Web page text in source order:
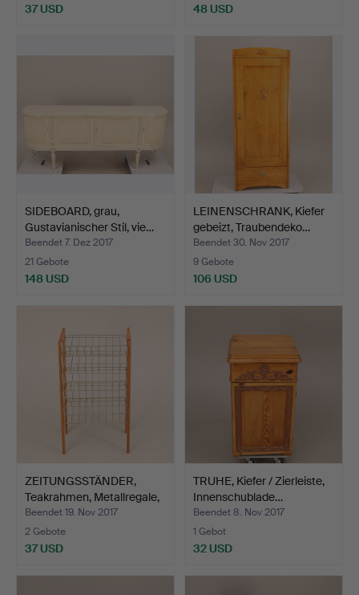
37 USD 48 USD
SIDEBOARD, grau,
Gustavianischer Stil, vie…
Beendet 7. Dez 2017
21 Gebote
148 USD
LEINENSCHRANK, Kiefer
gebeizt, Traubendeko…
Beendet 30. Nov 2017
9 Gebote
106 USD
ZEITUNGSSTÄNDER,
Teakrahmen, Metallregale,
…
Beendet 19. Nov 2017
2 Gebote
37 USD
TRUHE, Kiefer / Zierleiste,
Innenschublade…
Beendet 8. Nov 2017
1 Gebot
32 USD